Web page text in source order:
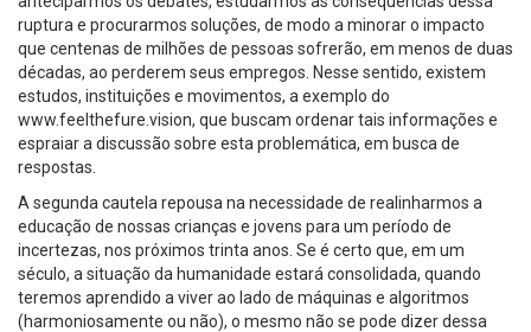
ruptura e procurarmos soluções, de modo a minorar o impacto
que centenas de milhões de pessoas sofrerão, em menos de duas
décadas, ao perderem seus empregos. Nesse sentido, existem
estudos, instituições e movimentos, a exemplo do
www.feelthefure.vision, que buscam ordenar tais informações e
espraiar a discussão sobre esta problemática, em busca de
respostas.
A segunda cautela repousa na necessidade de realinharmos a
educação de nossas crianças e jovens para um período de
incertezas, nos próximos trinta anos. Se é certo que, em um
século, a situação da humanidade estará consolidada, quando
teremos aprendido a viver ao lado de máquinas e algoritmos
(harmoniosamente ou não), o mesmo não se pode dizer dessa